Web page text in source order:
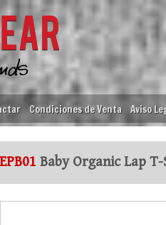
Condiciones de Venta Aviso
EPB01 Baby Organic Lap